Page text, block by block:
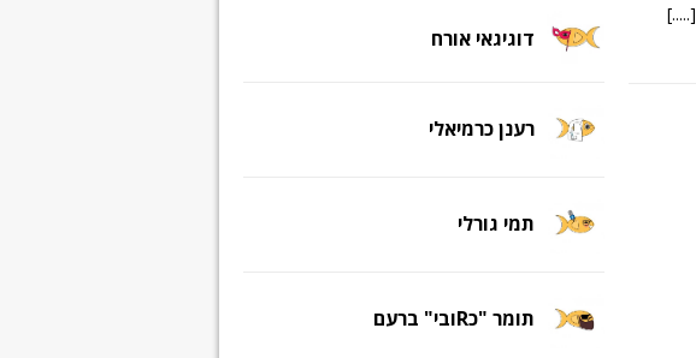
[.....]
דוגיגאי אורח
רענן כרמיאלי
תמי גורלי
תומר "כRובי" ברעם